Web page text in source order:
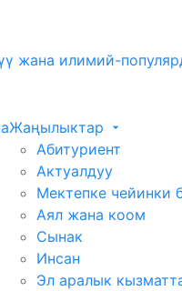
жана илимий-
Жаңылыктар
Абитуриент
Актуалдуу
Мектепке чейинки
Аял жана коом
Сынак
Инсан
Эл аралык